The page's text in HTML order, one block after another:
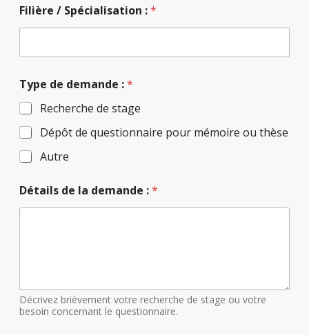
Filière / Spécialisation :*
Type de demande :*
Recherche de stage
Dépôt de questionnaire pour mémoire ou thèse
Autre
u
e
a
i
Détails de la demande :*
Décrivez brièvement votre recherche de stage ou votre
besoin concernant le questionnaire.